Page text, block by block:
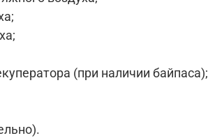
(при наличии байпаса);